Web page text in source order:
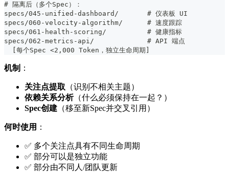
# 隔离后（多个Spec）：
specs/045-unified-dashboard/       # 仪表板 UI
specs/060-velocity-algorithm/      # 速度跟踪
specs/061-health-scoring/          # 健康指标
specs/062-metrics-api/             # API 端点
  [每个Spec <2,000 Token，独立生命周期]
机制 ：
关注点提取 （识别不相关主题）
依赖关系分析（什么必须保持在一起？）
Spec创建 （移至新Spec并交叉引用）
何时使用 ：
✅ 多个关注点具有不同生命周期
✅ 部分可以是独立功能
✅ 部分由不同人/团队更新